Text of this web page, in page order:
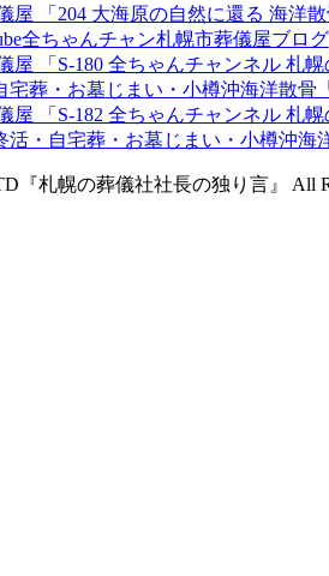
屋 「204 大海原の自然に還る 海洋
全ちゃんチャン札幌市葬儀屋ブログ
屋 「S-180 全ちゃんチャンネル
宅葬・お墓じまい・小樽沖海洋散
屋 「S-182 全ちゃんチャンネル
活・自宅葬・お墓じまい・小樽沖
『札幌の葬儀社社長の独り言』 All